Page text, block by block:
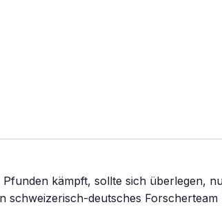
Pfunden kämpft, sollte sich überlegen,
schweizerisch-deutsches